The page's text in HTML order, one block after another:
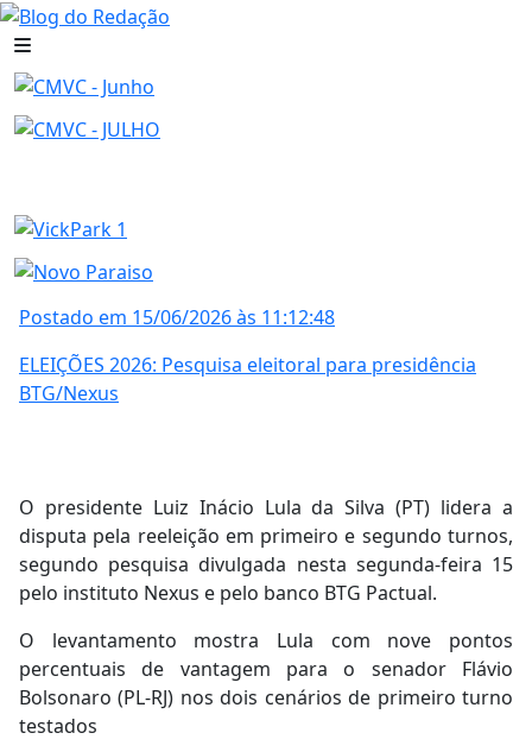
Postado em 15/06/2026 às 11:12:48
ELEIÇÕES 2026: Pesquisa eleitoral para presidência
BTG/Nexus
O presidente Luiz Inácio Lula da Silva (PT) lidera a
disputa pela reeleição em primeiro e segundo turnos,
segundo pesquisa divulgada nesta segunda-feira 15
pelo instituto Nexus e pelo banco BTG Pactual.
O levantamento mostra Lula com nove pontos
percentuais de vantagem para o senador Flávio
Bolsonaro (PL-RJ) nos dois cenários de primeiro turno
testados